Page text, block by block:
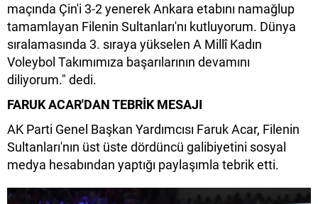
maçında Çin'i 3-2 yenerek Ankara etabını namağlup
tamamlayan Filenin Sultanları'nı kutluyorum. Dünya
sıralamasında 3. sıraya yükselen A Millî Kadın
Voleybol Takımımıza başarılarının devamını
diliyorum." dedi.
FARUK ACAR'DAN TEBRİK MESAJI
AK Parti Genel Başkan Yardımcısı Faruk Acar, Filenin
Sultanları'nın üst üste dördüncü galibiyetini sosyal
medya hesabından yaptığı paylaşımla tebrik etti.